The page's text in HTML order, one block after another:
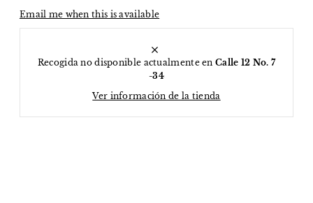
Email me when this is available
Recogida no disponible actualmente enCalle 12 No. 7
-34
Ver información de la tienda